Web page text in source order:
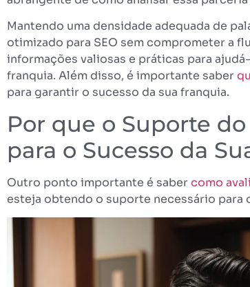
Mantendo uma densidade adequada de
otimizado para SEO sem comprometer a
informações valiosas e práticas para
franquia. Além disso, é importante saber
para garantir o sucesso da sua franquia.
Por que o Suporte
para o Sucesso da
Outro ponto importante é sabercomo
esteja obtendo o suporte necessário para